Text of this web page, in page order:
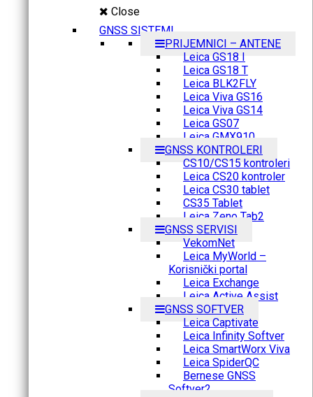
Close
GNSS SISTEMI
PRIJEMNICI – ANTENE
Leica GS18 I
Leica GS18 T
Leica BLK2FLY
Leica Viva GS16
Leica Viva GS14
Leica GS07
Leica GMX910
GNSS KONTROLERI
CS10/CS15 kontroleri
Leica CS20 kontroler
Leica CS30 tablet
CS35 Tablet
Leica Zeno Tab2
GNSS SERVISI
VekomNet
Leica MyWorld –
Korisnički portal
Leica Exchange
Leica Active Assist
GNSS SOFTVER
Leica Captivate
Leica Infinity Softver
Leica SmartWorx Viva
Leica SpiderQC
Bernese GNSS
Softver2